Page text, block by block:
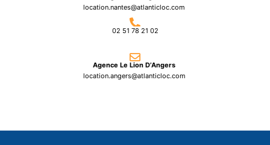
location.nantes@atlanticloc.com
02 51 78 21 02
Agence Le Lion D’Angers
location.angers@atlanticloc.com